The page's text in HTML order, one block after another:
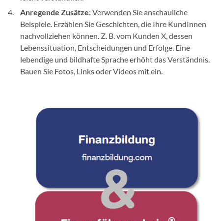
Anregende Zusätze:Verwenden Sie anschauliche
Beispiele. Erzählen Sie Geschichten, die Ihre KundInnen
nachvollziehen können. Z. B. vom Kunden X, dessen
Lebenssituation, Entscheidungen und Erfolge. Eine
lebendige und bildhafte Sprache erhöht das Verständnis.
Bauen Sie Fotos, Links oder Videos mit ein.